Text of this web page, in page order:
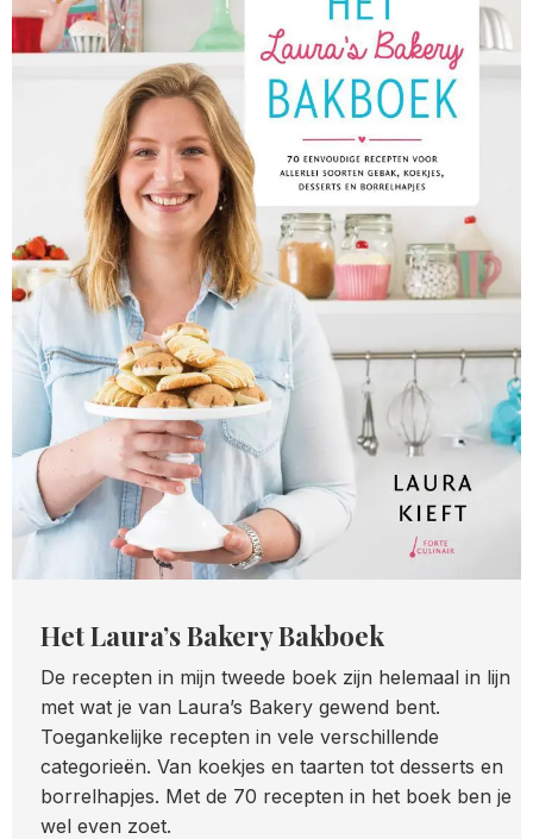
Het Laura’s Bakery Bakboek
De recepten in mijn tweede boek zijn helemaal in lijn
met wat je van Laura’s Bakery gewend bent.
Toegankelijke recepten in vele verschillende
categorieën. Van koekjes en taarten tot desserts en
borrelhapjes. Met de 70 recepten in het boek ben je
wel even zoet.